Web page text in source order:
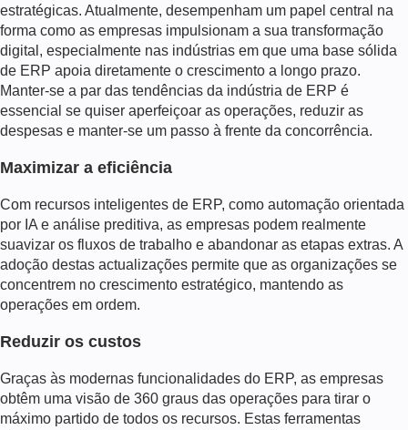
estratégicas. Atualmente, desempenham um papel central na
forma como as empresas impulsionam a sua transformação
digital, especialmente nas indústrias em que uma base sólida
de ERP apoia diretamente o crescimento a longo prazo.
Manter-se a par das tendências da indústria de ERP é
essencial se quiser aperfeiçoar as operações, reduzir as
despesas e manter-se um passo à frente da concorrência.
Maximizar a eficiência
Com recursos inteligentes de ERP, como automação orientada
por IA e análise preditiva, as empresas podem realmente
suavizar os fluxos de trabalho e abandonar as etapas extras. A
adoção destas actualizações permite que as organizações se
concentrem no crescimento estratégico, mantendo as
operações em ordem.
Reduzir os custos
Graças às modernas funcionalidades do ERP, as empresas
obtêm uma visão de 360 graus das operações para tirar o
máximo partido de todos os recursos. Estas ferramentas